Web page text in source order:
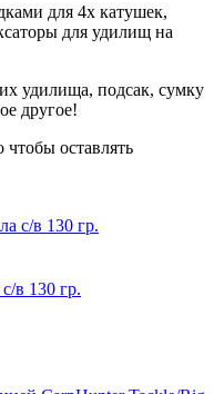
для 4х катушек,
для удилищ на
удилища, подсак, сумку
другое!
чтобы оставлять
в 130 гр.